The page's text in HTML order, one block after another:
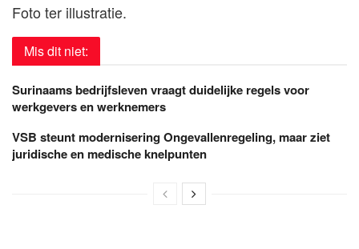
Foto ter illustratie.
Mis dit niet:
Surinaams bedrijfsleven vraagt duidelijke regels voor
werkgevers en werknemers
VSB steunt modernisering Ongevallenregeling, maar ziet
juridische en medische knelpunten